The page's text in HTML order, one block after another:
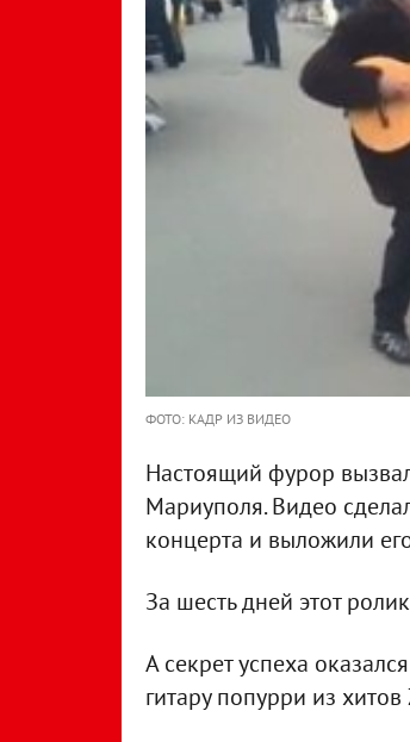
ФОТО: КАДР ИЗ ВИДЕО
Настоящий фурор
Мариуполя. Видео
концерта и выложили
За шесть дней этот
А секрет успеха
гитару попурри из хитов